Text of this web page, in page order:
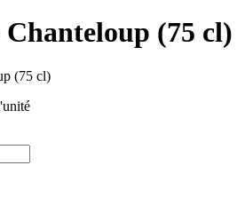
(75 cl)